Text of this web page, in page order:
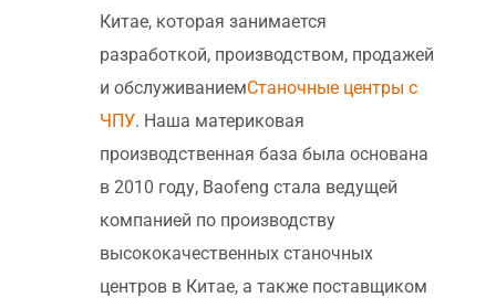
Китае, которая занимается
разработкой, производством, продажей
и обслуживаниемСтаночные центры с
ЧПУ. Наша материковая
производственная база была основана
в 2010 году, Baofeng стала ведущей
компанией по производству
высококачественных станочных
центров в Китае, а также поставщиком